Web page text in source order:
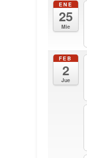
ENE
25
Mie
FEB
2
Jue